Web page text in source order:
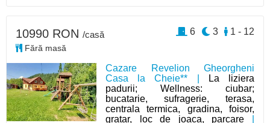
Cazare Revelion Gheorgheni
Casa la Cheie** |
La liziera
padurii; Wellness: ciubar;
bucatarie, sufragerie, terasa,
centrala termica, gradina, foisor,
gratar, loc de joaca, parcare
10990 RON /casă
Fără masă
1 - 12
3
6